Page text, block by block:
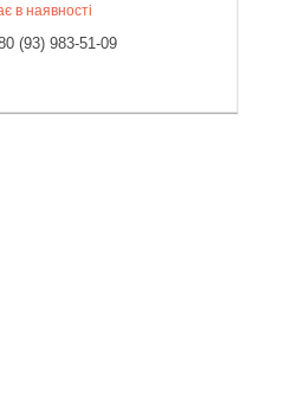
в наявності
(93) 983-51-09